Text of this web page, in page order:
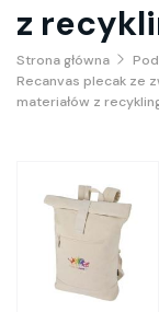
z
Strona główna
Recanvas plecak ze
materiałów z